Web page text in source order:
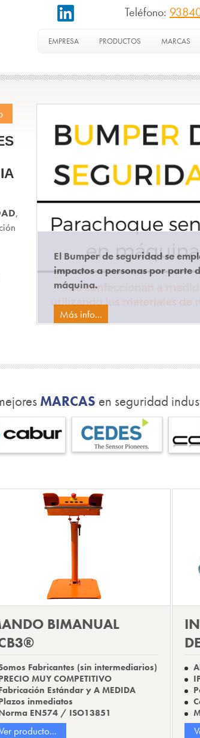
Teléfono:
EMPRESA PRODUCTOS MARCAS
,
El Bumper de seguridad se
impactos a personas por parte
máquina.
Más info...
MARCAS en seguridad
BIMANUAL
Fabricantes (sin intermediarios)
MUY COMPETITIVO
Estándar y A MEDIDA
inmediatos
EN574 / ISO13851
producto...